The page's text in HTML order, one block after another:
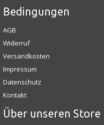
Bedingungen
AGB
Widerruf
Versandkosten
Impressum
Datenschutz
Kontakt
Über unseren Store